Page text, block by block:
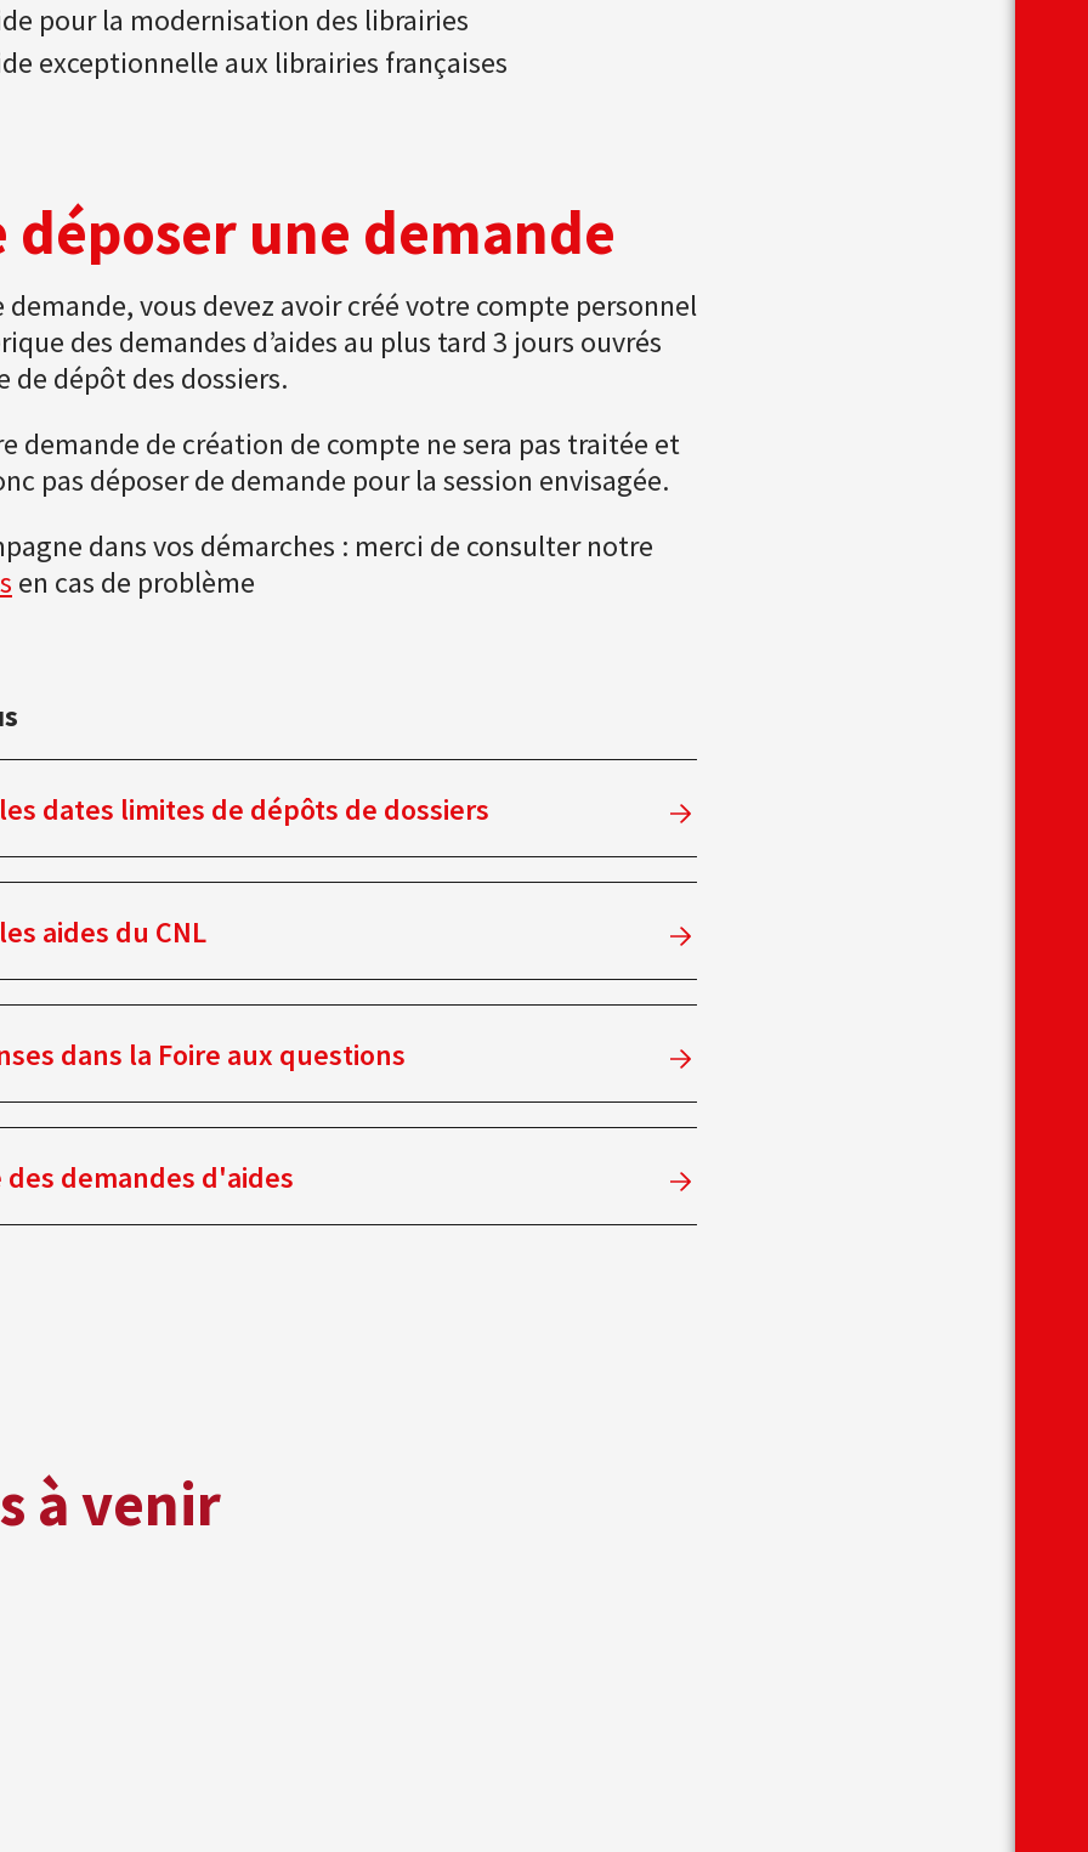
pour la modernisation des librairies
exceptionnelle aux librairies françaises
déposer une demande
demande, vous devez avoir créé votre compte personnel
des demandes d’aides au plus tard 3 jours ouvrés
dépôt des dossiers.
demande de création de compte ne sera pas traitée et
pas déposer de demande pour la session envisagée.
dans vos démarches : merci de consulter notre
en cas de problème
dates limites de dépôts de dossiers
aides du CNL
dans la Foire aux questions
demandes d'aides
à venir